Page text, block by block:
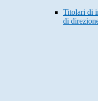
Titolari di
di